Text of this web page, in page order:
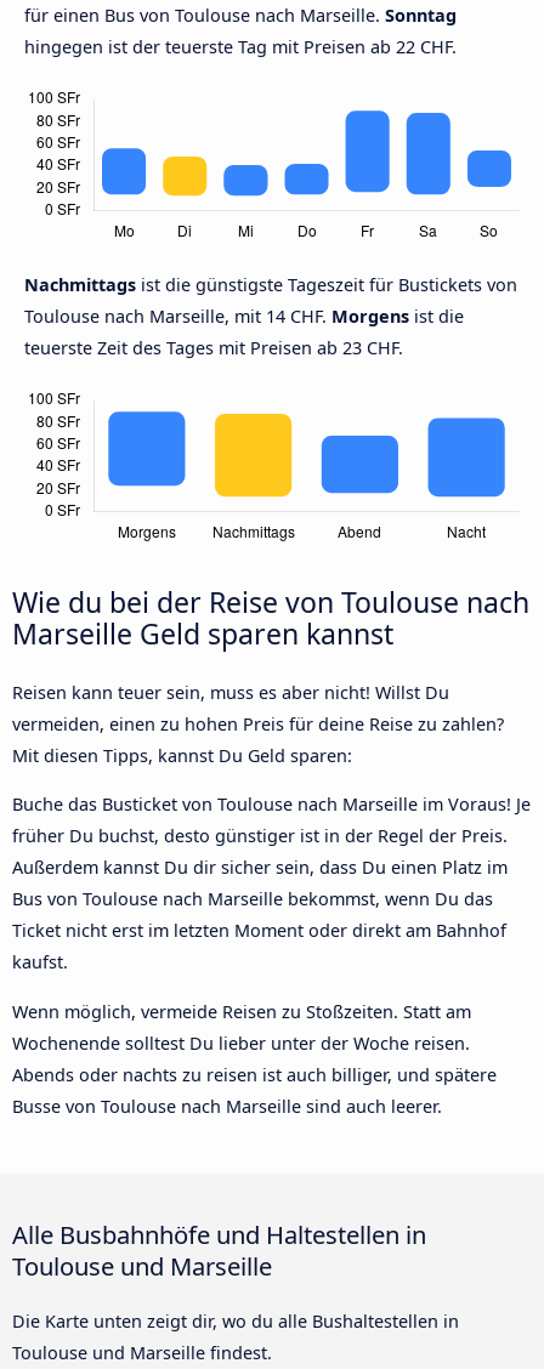
für einen Bus von Toulouse nach Marseille. Sonntag
hingegen ist der teuerste Tag mit Preisen ab 22 CHF.
Nachmittags ist die günstigste Tageszeit für Bustickets von
Toulouse nach Marseille, mit 14 CHF. Morgens ist die
teuerste Zeit des Tages mit Preisen ab 23 CHF.
Wie du bei der Reise von Toulouse nach
Marseille Geld sparen kannst
Reisen kann teuer sein, muss es aber nicht! Willst Du
vermeiden, einen zu hohen Preis für deine Reise zu zahlen?
Mit diesen Tipps, kannst Du Geld sparen:
Buche das Busticket von Toulouse nach Marseille im Voraus! Je
früher Du buchst, desto günstiger ist in der Regel der Preis.
Außerdem kannst Du dir sicher sein, dass Du einen Platz im
Bus von Toulouse nach Marseille bekommst, wenn Du das
Ticket nicht erst im letzten Moment oder direkt am Bahnhof
kaufst.
Wenn möglich, vermeide Reisen zu Stoßzeiten. Statt am
Wochenende solltest Du lieber unter der Woche reisen.
Abends oder nachts zu reisen ist auch billiger, und spätere
Busse von Toulouse nach Marseille sind auch leerer.
Alle Busbahnhöfe und Haltestellen in
Toulouse und Marseille
Die Karte unten zeigt dir, wo du alle Bushaltestellen in
Toulouse und Marseille findest.